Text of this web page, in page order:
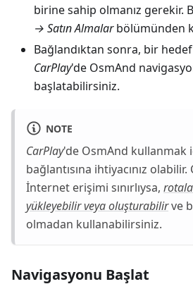
birine sahip olmanız gerekir.
→ Satın Almalarbölümünden
Bağlandıktan sonra, bir
CarPlay'de OsmAnd
başlatabilirsiniz.
NOTE
CarPlay'de OsmAnd kullanmak
bağlantısına ihtiyacınız olabilir.
İnternet erişimi sınırlıysa,
yükleyebilir veya oluşturabilirve
olmadan kullanabilirsiniz.
Navigasyonu Başlat